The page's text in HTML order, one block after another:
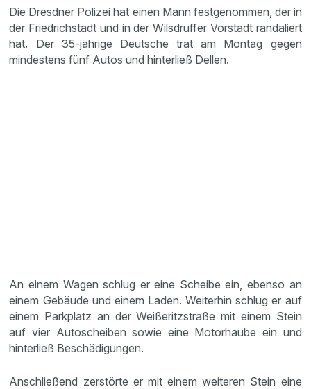
Die Dresdner Polizei hat einen Mann festgenommen, der in
der Friedrichstadt und in der Wilsdruffer Vorstadt randaliert
hat. Der 35-jährige Deutsche trat am Montag gegen
mindestens fünf Autos und hinterließ Dellen.
An einem Wagen schlug er eine Scheibe ein, ebenso an
einem Gebäude und einem Laden. Weiterhin schlug er auf
einem Parkplatz an der Weißeritzstraße mit einem Stein
auf vier Autoscheiben sowie eine Motorhaube ein und
hinterließ Beschädigungen.
Anschließend zerstörte er mit einem weiteren Stein eine